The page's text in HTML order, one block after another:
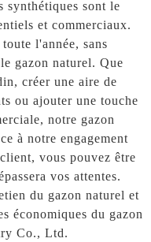
synthétiques sont le
et commerciaux.
l'année, sans
gazon naturel. Que
créer une aire de
ou ajouter une touche
notre gazon
à notre engagement
vous pouvez être
vos attentes.
du gazon naturel et
économiques du gazon
Co., Ltd.